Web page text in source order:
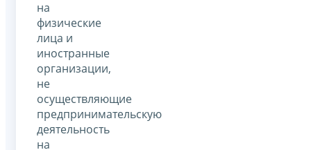
на
физические
лица и
иностранные
организации,
не
осуществляющие
предпринимательскую
деятельность
на